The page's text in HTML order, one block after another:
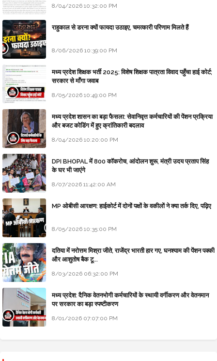
8/04/2026 10:32:00 PM
राहुकाल से डरना क्यों फायदा उठाइए, चमत्कारी परिणाम मिलते हैं
8/06/2026 10:39:00 PM
मध्य प्रदेश शिक्षक भर्ती 2025: विशेष शिक्षक पात्रता विवाद पहुँचा हाई कोर्ट;
सरकार से माँगा जवाब
8/05/2026 10:49:00 PM
मध्य प्रदेश शासन का बड़ा फैसला: सेवानिवृत्त कर्मचारियों की पेंशन प्रक्रिया
और बजट कोडिंग में हुए क्रांतिकारी बदलाव
8/04/2026 10:20:00 PM
DPI BHOPAL में 800 कॉकरोच, आंदोलन शुरू, मंत्री उदय प्रताप सिंह
के घर भी जाएंगे
8/07/2026 11:42:00 AM
MP ओबीसी आरक्षण: हाईकोर्ट में दोनों पक्षों के वकीलों ने क्या तर्क दिए, पढ़िए
8/05/2026 10:35:00 PM
दतिया में नरोत्तम मिश्रा जीते, राजेंद्र भारती हार गए, घनश्याम की पेंशन पक्की
और आशुतोष बैक टू...
8/03/2026 06:32:00 PM
मध्य प्रदेश: दैनिक वेतनभोगी कर्मचारियों के स्थायी वर्गीकरण और वेतनमान
पर सरकार का बड़ा स्पष्टीकरण
8/01/2026 07:07:00 PM